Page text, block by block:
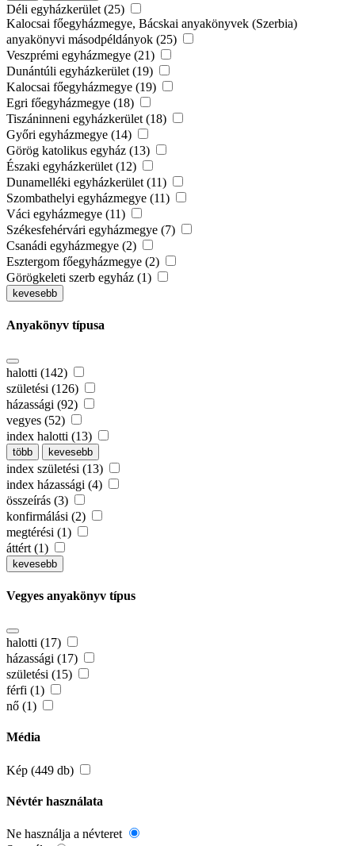
Déli egyházkerület (25)
Kalocsai főegyházmegye, Bácskai anyakönyvek (Szerbia)
anyakönyvi másodpéldányok (25)
Veszprémi egyházmegye (21)
Dunántúli egyházkerület (19)
Kalocsai főegyházmegye (19)
Egri főegyházmegye (18)
Tiszáninneni egyházkerület (18)
Győri egyházmegye (14)
Görög katolikus egyház (13)
Északi egyházkerület (12)
Dunamelléki egyházkerület (11)
Szombathelyi egyházmegye (11)
Váci egyházmegye (11)
Székesfehérvári egyházmegye (7)
Csanádi egyházmegye (2)
Esztergom főegyházmegye (2)
Görögkeleti szerb egyház (1)
kevesebb
Anyakönyv típusa
halotti (142)
születési (126)
házassági (92)
vegyes (52)
index halotti (13)
több kevesebb
index születési (13)
index házassági (4)
összeírás (3)
konfirmálási (2)
megtérési (1)
áttért (1)
kevesebb
Vegyes anyakönyv típus
halotti (17)
házassági (17)
születési (15)
férfi (1)
nő (1)
Média
Kép (449 db)
Névtér használata
Ne használja a névteret